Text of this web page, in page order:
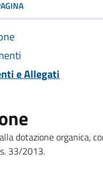
e Allegati
dotazione organica,
33/2013.